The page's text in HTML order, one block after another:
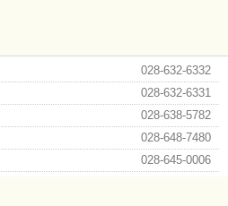
028-632-6332
028-632-6331
028-638-5782
028-648-7480
028-645-0006